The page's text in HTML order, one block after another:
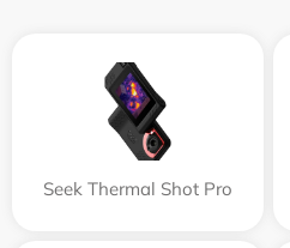
Seek Thermal Shot Pro